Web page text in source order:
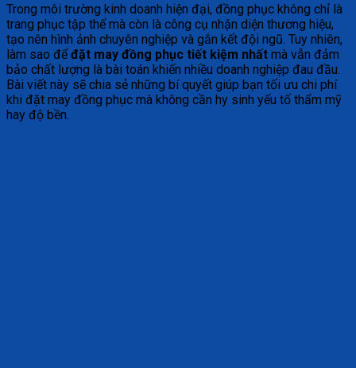
Trong môi trường kinh doanh hiện đại, đồng phục không chỉ là
trang phục tập thể mà còn là công cụ nhận diện thương hiệu,
tạo nên hình ảnh chuyên nghiệp và gắn kết đội ngũ. Tuy nhiên,
làm sao đểđặt may đồng phục tiết kiệm nhất mà vẫn đảm
bảo chất lượng là bài toán khiến nhiều doanh nghiệp đau đầu.
Bài viết này sẽ chia sẻ những bí quyết giúp bạn tối ưu chi phí
khi đặt may đồng phục mà không cần hy sinh yếu tố thẩm mỹ
hay độ bền.